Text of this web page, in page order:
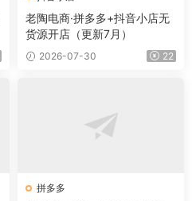
老陶电商·拼多多+抖音小店无
货源开店（更新7月）
2026-07-30 22
拼多多